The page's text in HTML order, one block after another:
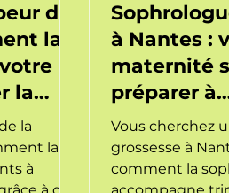
de
la
la
la
la
à
à Nantes :
maternité
préparer à
Vous cherchez
grossesse à
comment la